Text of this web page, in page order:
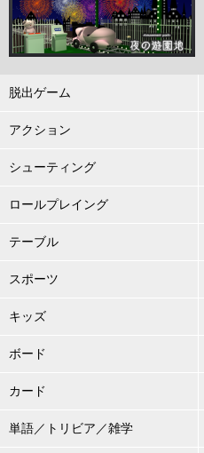
脱出ゲーム
アクション
シューティング
ロールプレイング
テーブル
スポーツ
キッズ
ボード
カード
単語／トリビア／雑学